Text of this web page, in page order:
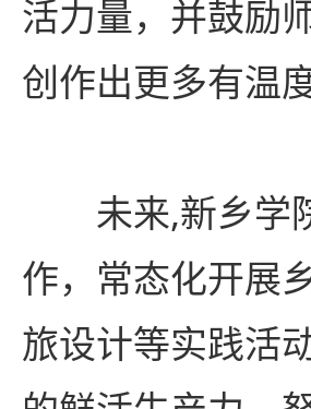
活力量，并鼓励
创作出更多有温
未来,新乡学
作，常态化开展
旅设计等实践活